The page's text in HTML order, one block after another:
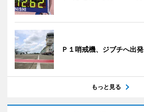
Ｐ１哨戒機、ジブチへ出発
もっと見る